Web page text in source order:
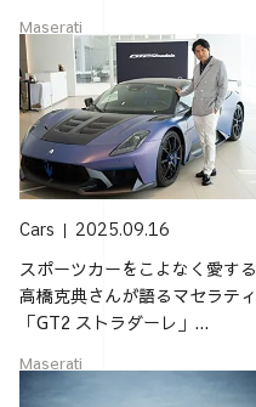
Maserati
Cars 2025.09.16
スポーツカーをこよなく愛する
高橋克典さんが語るマセラティ
「GT2 ストラダーレ」...
Maserati